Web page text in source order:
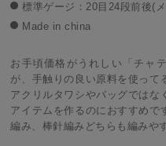
標準ゲージ：20目24段前後(
Made in china
お手頃価格がうれしい「チャ
が、手触りの良い原料を使って
アクリルタワシやバッグではな
アイテムを作るのにおすすめで
編み、棒針編みどちらも編みや